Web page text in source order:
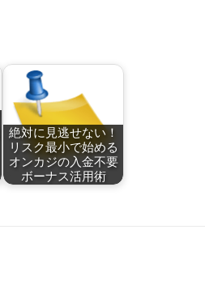
絶対に見逃せない！
リスク最小で始める
オンカジの入金不要
ボーナス活用術